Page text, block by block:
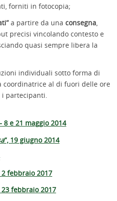
forniti in fotocopia;
a partire da una consegna,
precisi vincolando contesto e
quasi sempre libera la
individuali sotto forma di
coordinatrice al di fuori delle ore
partecipanti.
e 21 maggio 2014
“, 19 giugno 2014
febbraio 2017
febbraio 2017